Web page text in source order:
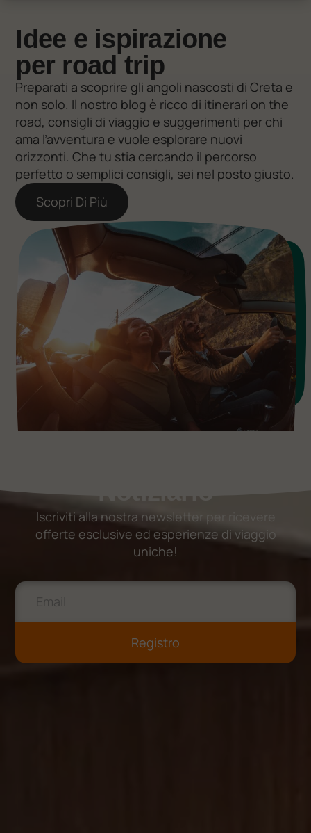
Idee e ispirazione
per road trip
Preparati a scoprire gli angoli nascosti di Creta e
non solo. Il nostro blog è ricco di itinerari on the
road, consigli di viaggio e suggerimenti per chi
ama l’avventura e vuole esplorare nuovi
orizzonti. Che tu stia cercando il percorso
perfetto o semplici consigli, sei nel posto giusto.
Scopri Di Più
Iscriviti alla nostra newsletter per ricevere
offerte esclusive ed esperienze di viaggio
uniche!
Registro